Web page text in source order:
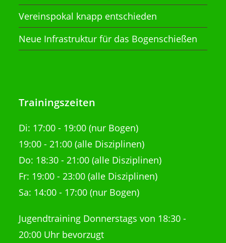
Vereinspokal knapp entschieden
Neue Infrastruktur für das Bogenschießen
Trainingszeiten
Di: 17:00 - 19:00 (nur Bogen)
19:00 - 21:00 (alle Disziplinen)
Do: 18:30 - 21:00 (alle Disziplinen)
Fr: 19:00 - 23:00 (alle Disziplinen)
Sa: 14:00 - 17:00 (nur Bogen)
Jugendtraining Donnerstags von 18:30 -
20:00 Uhr bevorzugt